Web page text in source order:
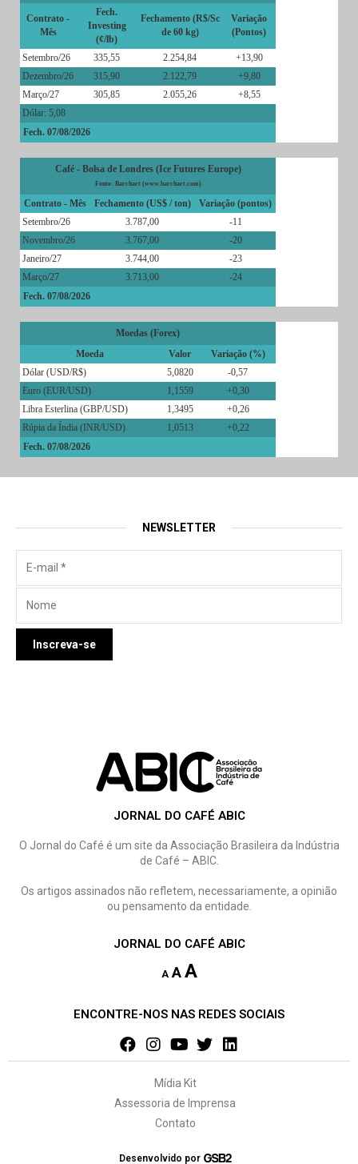
Contrato -
Mês
Fech.
Investing
(¢/lb)
Fechamento (R$/Sc
de 60 kg)
Variação
(Pontos)
Setembro/26 335,55 2.254,84
+13,90
Dezembro/26
315,90 2.122,79
+9,80
Março/27
305,85 2.055,26
+8,55
Dólar: 5,08
Fech. 07/08/2026
Café - Bolsa de Londres (Ice Futures Europe)
Fonte: Barchart (www.barchart.com)
Contrato - Mês Fechamento (US$ / ton)
Variação (pontos)
Setembro/26
3.787,00
-11
Novembro/26
3.767,00
-20
Janeiro/27
3.744,00
-23
Março/27
3.713,00
-24
Fech. 07/08/2026
Moedas (Forex)
Moeda
Valor
Variação (%)
Dólar (USD/R$)
5,0820
-0,57
Euro (EUR/USD)
1,1559
+0,30
Libra Esterlina (GBP/USD)
1,3495
+0,26
Rúpia da Índia (INR/USD)
1,0513
+0,22
Fech. 07/08/2026
NEWSLETTER
JORNAL DO CAFÉ ABIC
O Jornal do Café é um site da Associação Brasileira da Indústria
de Café – ABIC.
Os artigos assinados não refletem, necessariamente, a opinião
ou pensamento da entidade.
JORNAL DO CAFÉ ABIC
A A A
ENCONTRE-NOS NAS REDES SOCIAIS
Mídia Kit
Assessoria de Imprensa
Contato
Desenvolvido por